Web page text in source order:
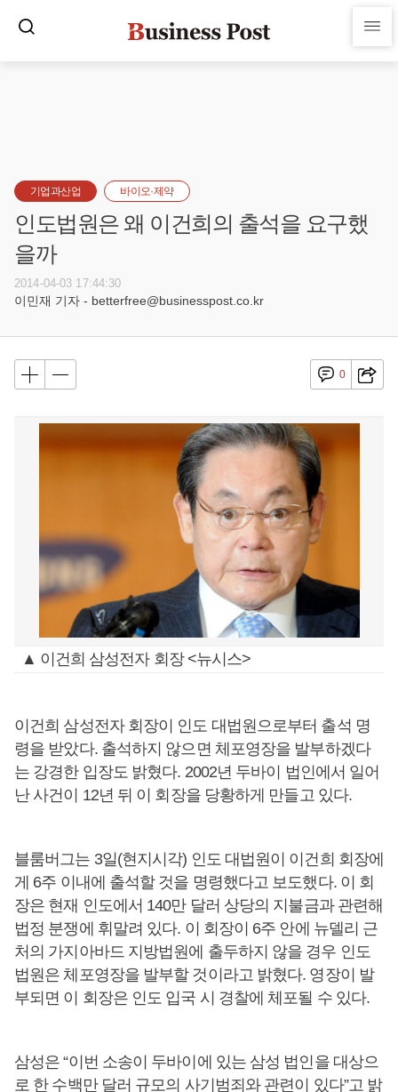
기업과산업 바이오·제약
인도법원은 왜 이건희의 출석을 요구했
을까
2014-04-03 17:44:30
이민재 기자 - betterfree@businesspost.co.kr
0
▲ 이건희 삼성전자 회장 <뉴시스>
이건희 삼성전자 회장이 인도 대법원으로부터 출석 명
령을 받았다. 출석하지 않으면 체포영장을 발부하겠다
는 강경한 입장도 밝혔다. 2002년 두바이 법인에서 일어
난 사건이 12년 뒤 이 회장을 당황하게 만들고 있다.
블룸버그는 3일(현지시각) 인도 대법원이 이건희 회장에
게 6주 이내에 출석할 것을 명령했다고 보도했다. 이 회
장은 현재 인도에서 140만 달러 상당의 지불금과 관련해
법정 분쟁에 휘말려 있다. 이 회장이 6주 안에 뉴델리 근
처의 가지아바드 지방법원에 출두하지 않을 경우 인도
법원은 체포영장을 발부할 것이라고 밝혔다. 영장이 발
부되면 이 회장은 인도 입국 시 경찰에 체포될 수 있다.
삼성은 “이번 소송이 두바이에 있는 삼성 법인을 대상으
로 한 수백만 달러 규모의 사기범죄와 관련이 있다”고 밝